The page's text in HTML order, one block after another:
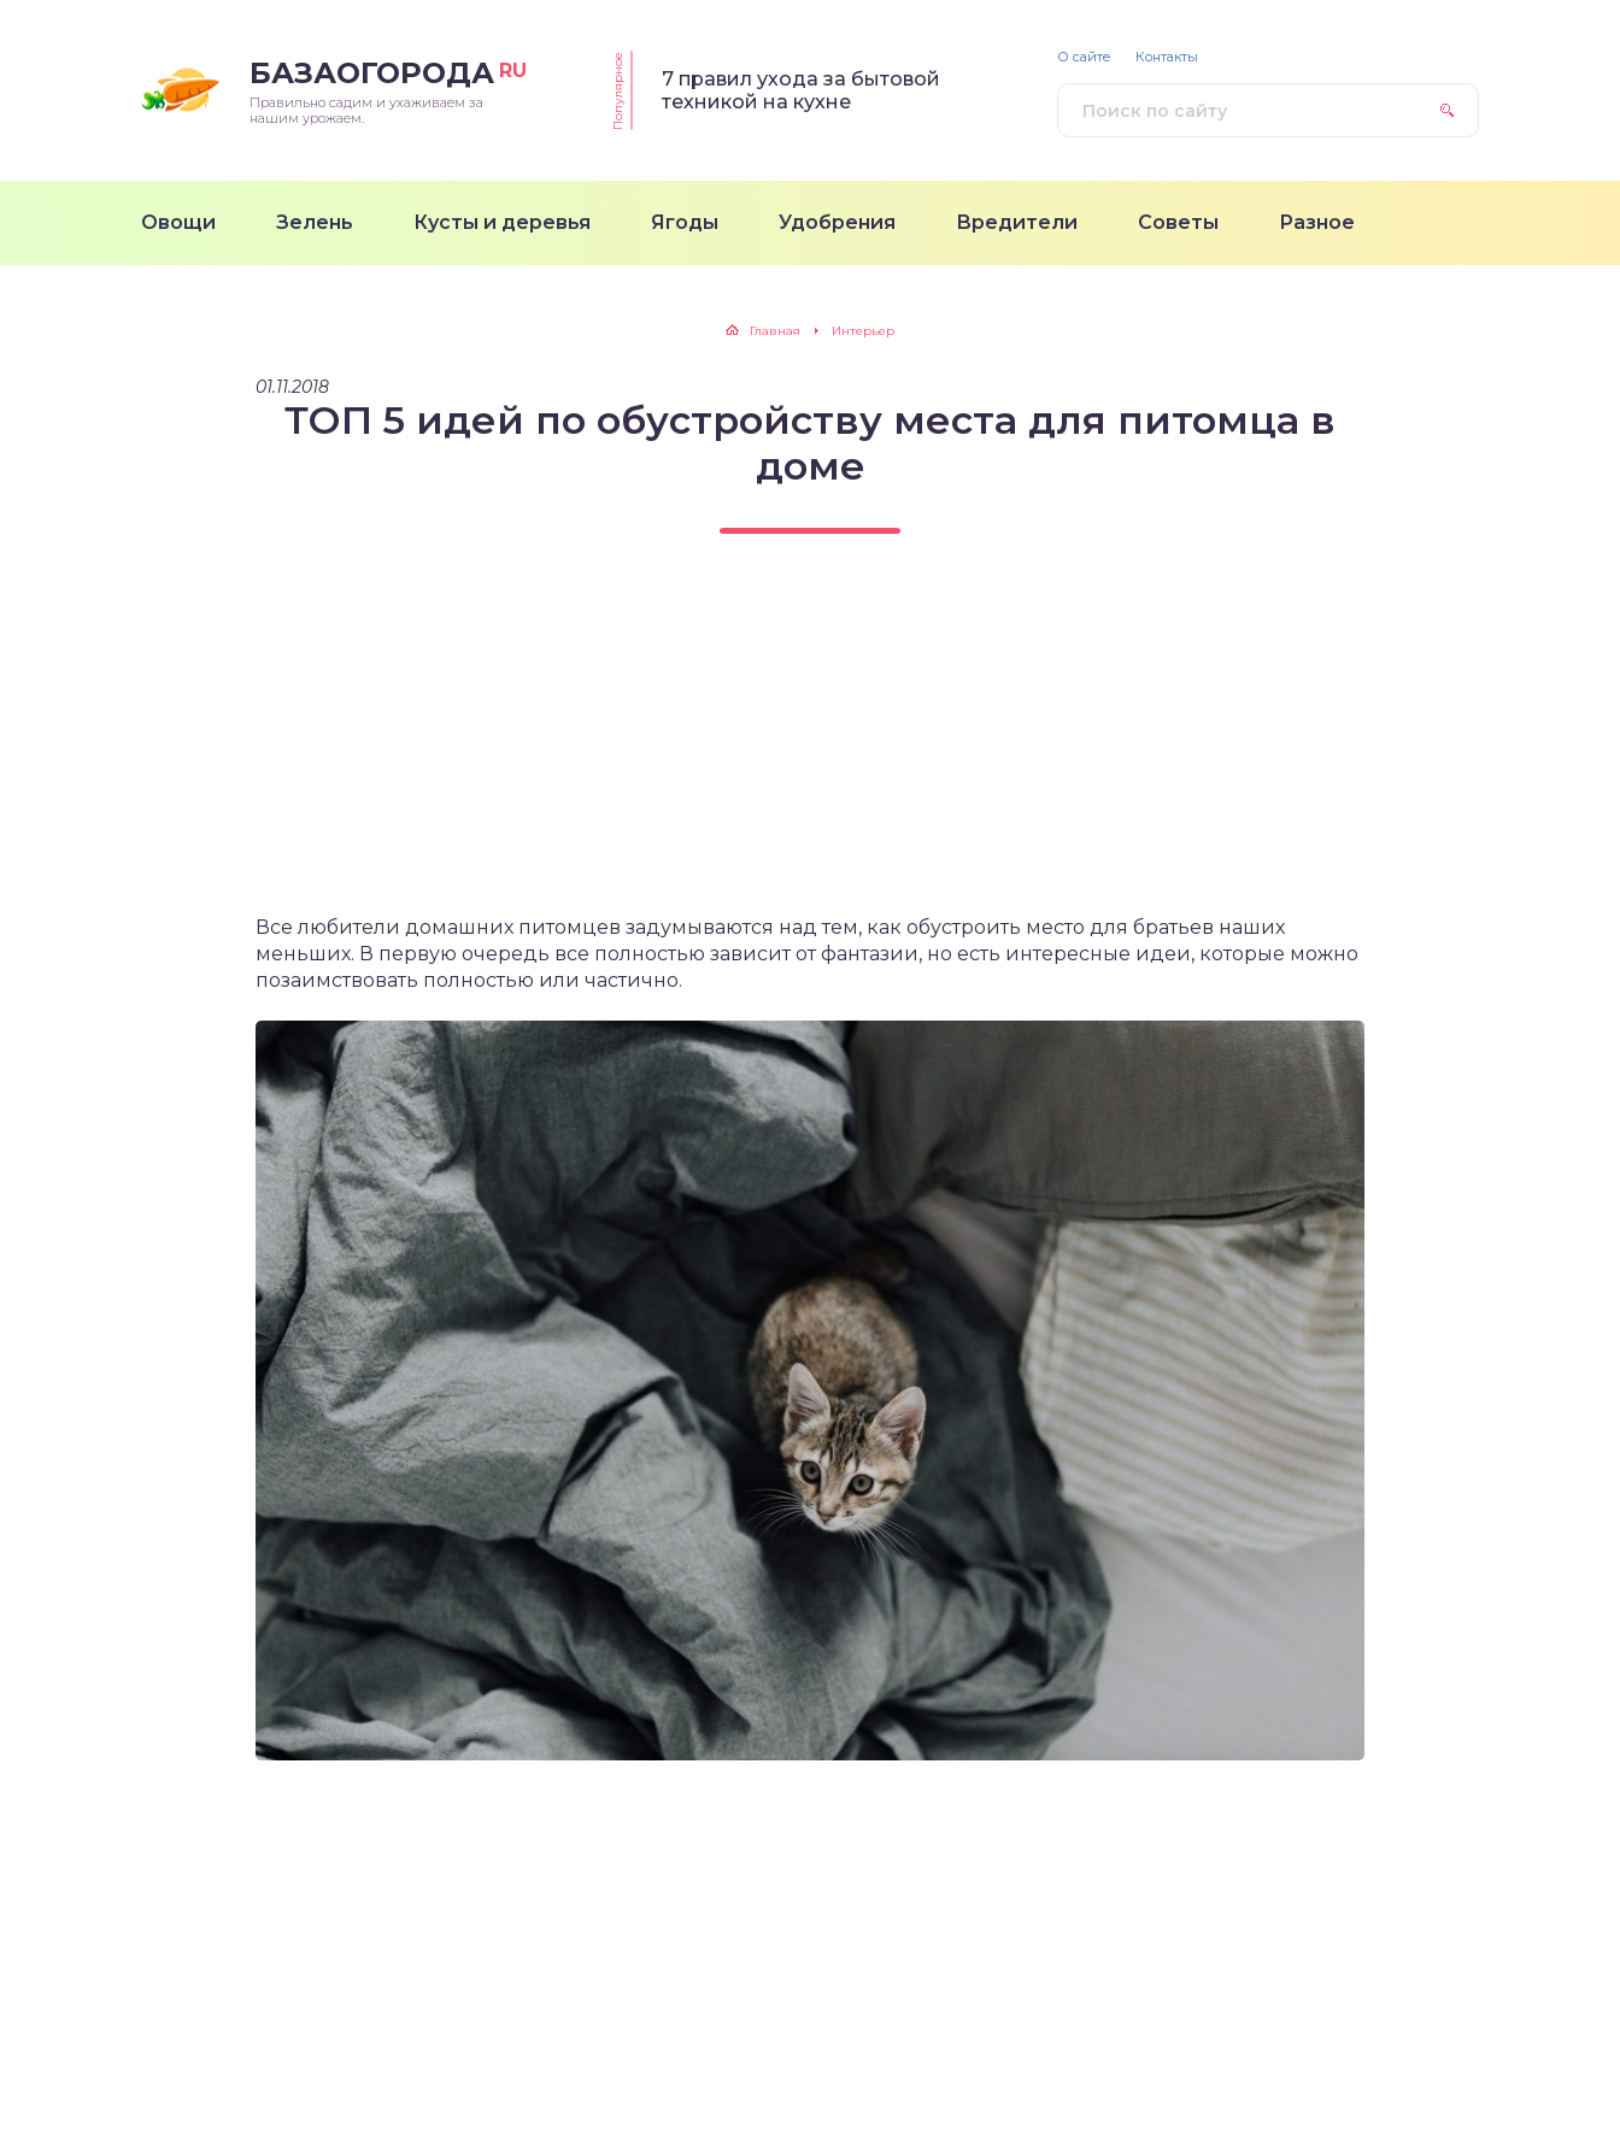
БАЗАОГОРОДА RU
Правильно садим и ухаживаем за
нашим урожаем.
Популярное
7 правил ухода за бытовой
техникой на кухне
Овощи Зелень Кусты и деревья Ягоды Удобрения Вредители Советы Разное
О сайте Контакты
Главная Интерьер
01.11.2018
ТОП 5 идей по обустройству места для питомца в
доме
Все любители домашних питомцев задумываются над тем, как обустроить место для братьев наших
меньших. В первую очередь все полностью зависит от фантазии, но есть интересные идеи, которые можно
позаимствовать полностью или частично.